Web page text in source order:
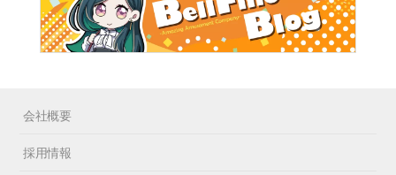
会社概要
採用情報